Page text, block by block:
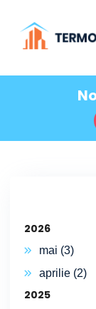
2026
mai (3)
aprilie (2)
2025